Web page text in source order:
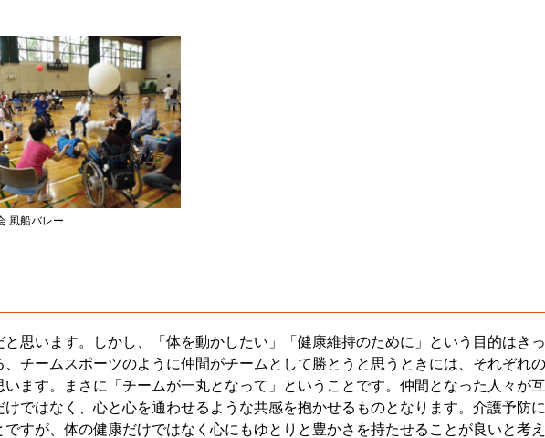
風船バレー
思います。しかし、「体を動かしたい」「健康維持のために」という目的はきっ
チームスポーツのように仲間がチームとして勝とうと思うときには、それぞれ
ます。まさに「チームが一丸となって」ということです。仲間となった人々が
ではなく、心と心を通わせるような共感を抱かせるものとなります。介護予防
すが、体の健康だけではなく心にもゆとりと豊かさを持たせることが良いと考